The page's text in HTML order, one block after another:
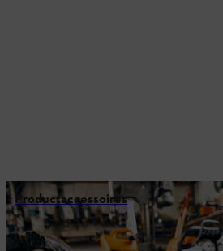
Productaccessoires